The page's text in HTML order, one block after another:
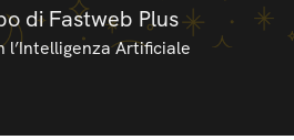
di Fastweb Plus
l’Intelligenza Artificiale